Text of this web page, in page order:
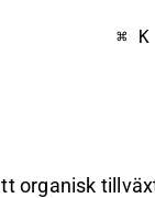
⌘ K
organisk